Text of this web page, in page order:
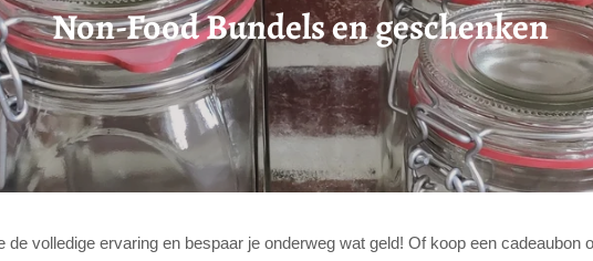
p
r
o
d
u
c
Non-Food Bundels en geschenken
volledige ervaring en bespaar je onderweg wat geld! Of koop een cadeaubon